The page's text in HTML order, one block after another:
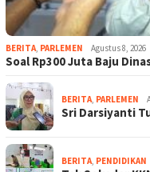
BERITA, PARLEMEN Agustus 8, 2026
Soal Rp300 Juta Baju
BERITA, PARLEMEN
Sri Darsiyanti
BERITA, PENDIDIKAN